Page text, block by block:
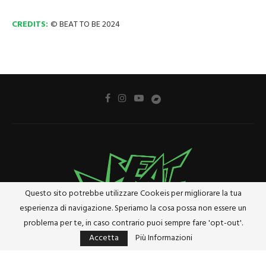
CREDITS: © BEAT TO BE 2024
Cookie Policy
Questo sito potrebbe utilizzare Cookeis per migliorare la tua
esperienza di navigazione. Speriamo la cosa possa non essere un
problema per te, in caso contrario puoi sempre fare 'opt-out'.
Accetta
Più Informazioni